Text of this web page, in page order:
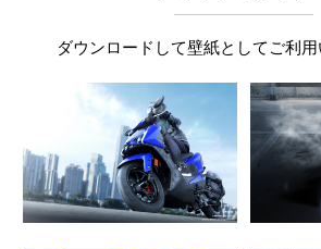
ダウンロードして壁紙としてご利用